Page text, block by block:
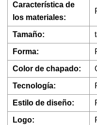
Característica de
los materiales:
Tamaño:
Forma:
Color de chapado:
Tecnología:
Estilo de diseño:
Logo: